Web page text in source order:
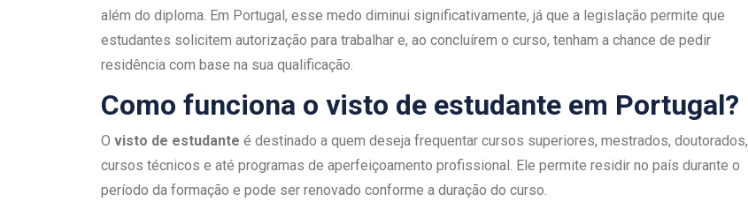
além do diploma. Em Portugal, esse medo diminui significativamente, já que a legislação permite que
estudantes solicitem autorização para trabalhar e, ao concluírem o curso, tenham a chance de pedir
residência com base na sua qualificação.
Como funciona o visto de estudante em Portugal?
O visto de estudante é destinado a quem deseja frequentar cursos superiores, mestrados, doutorados,
cursos técnicos e até programas de aperfeiçoamento profissional. Ele permite residir no país durante o
período da formação e pode ser renovado conforme a duração do curso.